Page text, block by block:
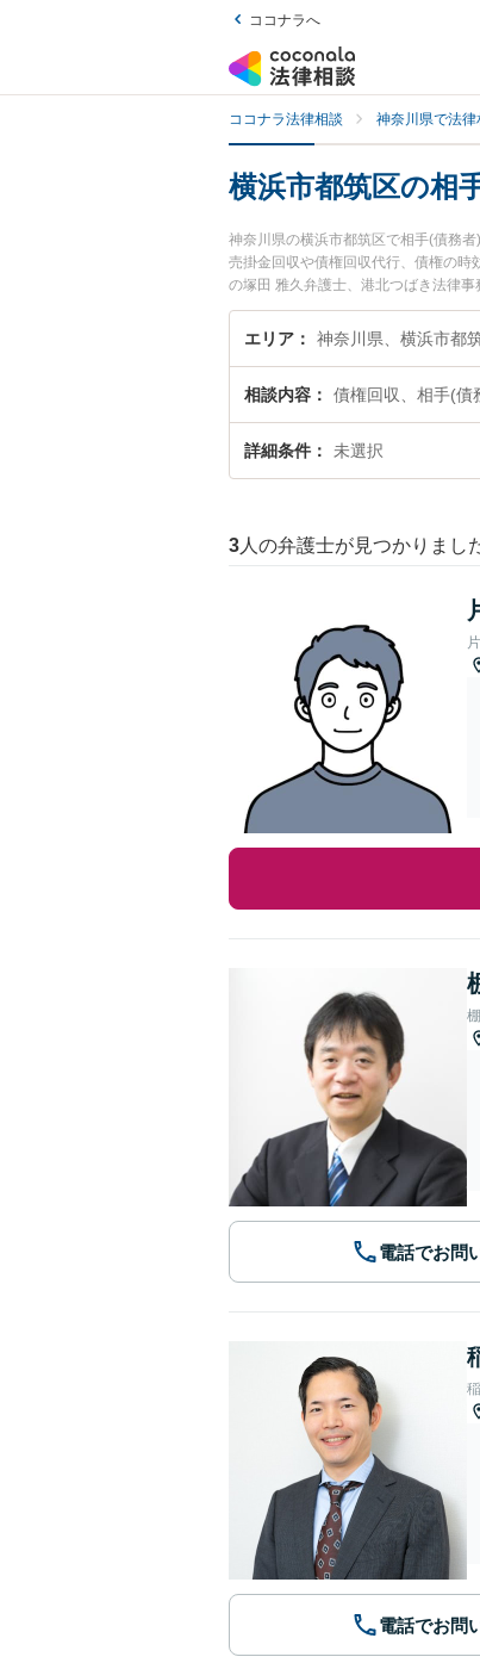
ココナラへ
ココナラ法律相談 神奈川県で法
横浜市都筑区の相
神奈川県の横浜市都筑区で相手(債務
売掛金回収や債権回収代行、債権の時
の塚田 雅久弁護士、港北つばき法律
者)の所在・財産調査のトラブルを今
(債務者)の所在・財産調査を法律相談
エリア 神奈川県、横浜市都
相談内容 債権回収、相手(債
詳細条件 未選択
3 人の弁護士が見つかりまし
電話でお問
電話でお問